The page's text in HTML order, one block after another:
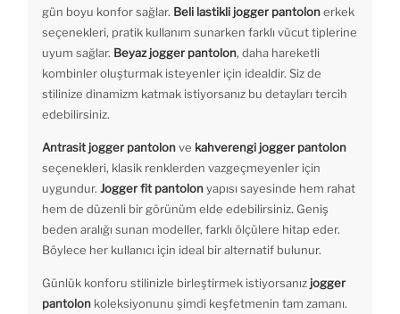
gün boyu konfor sağlar. Beli lastikli jogger pantolonerkek
seçenekleri, pratik kullanım sunarken farklı vücut tiplerine
uyum sağlar. Beyaz jogger pantolon, daha hareketli
kombinler oluşturmak isteyenler için idealdir. Siz de
stilinize dinamizm katmak istiyorsanız bu detayları tercih
edebilirsiniz.
Antrasit jogger pantolonve kahverengi jogger pantolon
seçenekleri, klasik renklerden vazgeçmeyenler için
uygundur. Jogger fit pantolonyapısı sayesinde hem rahat
hem de düzenli bir görünüm elde edebilirsiniz. Geniş
beden aralığı sunan modeller, farklı ölçülere hitap eder.
Böylece her kullanıcı için ideal bir alternatif bulunur.
Günlük konforu stilinizle birleştirmek istiyorsanız jogger
pantolon koleksiyonunu şimdi keşfetmenin tam zamanı.